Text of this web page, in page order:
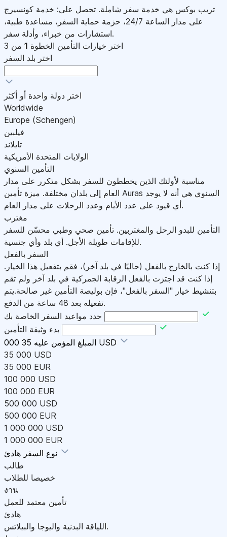
تريب بوكس هي خدمة سفر شاملة. تحصل على: خدمة كونسيرج
على مدار الساعة 24/7، حزمة حماية السفر، مساعدة طبية،
استشارات من خبراء، وأدلة سفر.
اختر خيارات التأمين الخطوة 1 من 3
اختر بلد السفر
اختر دولة واحدة أو أكثر
Worldwide
Europe (Schengen)
فيلبين
تايلاند
الولايات المتحدة الأمريكية
التأمين السنوي
مناسبة لأولئك الذين يخططون للسفر بشكل متكرر على مدار
العام إلى بلدان مختلفة. ميزة تأمين Auras السنوي هي أنه لا يوجد
أي قيود على عدد الأيام وعدد الرحلات على مدار العام.
مغترب
التأمين للبدو الرحل والمغتربين. تأمين صحي وطبي محسّن للسفر
للإقامات طويلة الأجل. أي بلد وأي جنسية.
السفر بالفعل
إذا كنت بالخارج بالفعل (حاليًا في بلد آخر)، فقم بتفعيل هذا الخيار.
إذا كنت قد اجتزت بالفعل الرقابة الجمركية في بلد آخر ولم تقم
بتنشيط خيار "السفر بالفعل"، فإن بوليصة التأمين غير صالحة.يتم
تفعيله بعد 48 ساعة من الدفع.
حدد مواعيد السفر الخاصة بك
بدء وثيقة التأمين
المبلغ المؤمن عليه 35 000 USD
35 000 USD
35 000 EUR
100 000 USD
100 000 EUR
500 000 USD
500 000 EUR
1 000 000 USD
1 000 000 EUR
نوع السفر
طالب
خصيصا للطلاب
งาน
تأمين معتمد للعمل
هادئ
اللياقة البدنية واليوجا والبيلاتس.